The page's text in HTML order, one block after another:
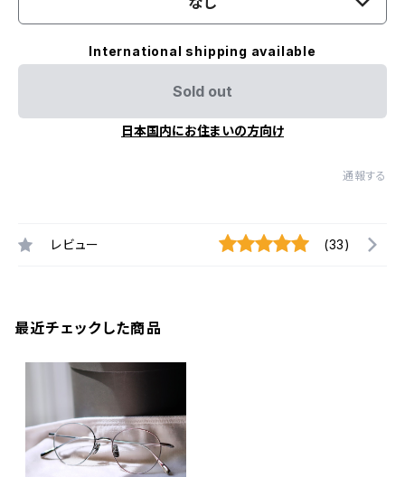
International shipping available
Sold out
日本国内にお住まいの方向け
通報する
レビュー (33)
最近チェックした商品